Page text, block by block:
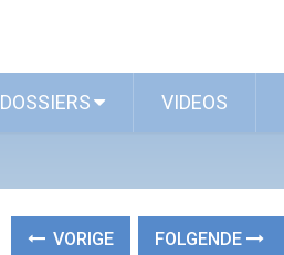
DOSSIERS VIDEOS
VORIGE FOLGENDE